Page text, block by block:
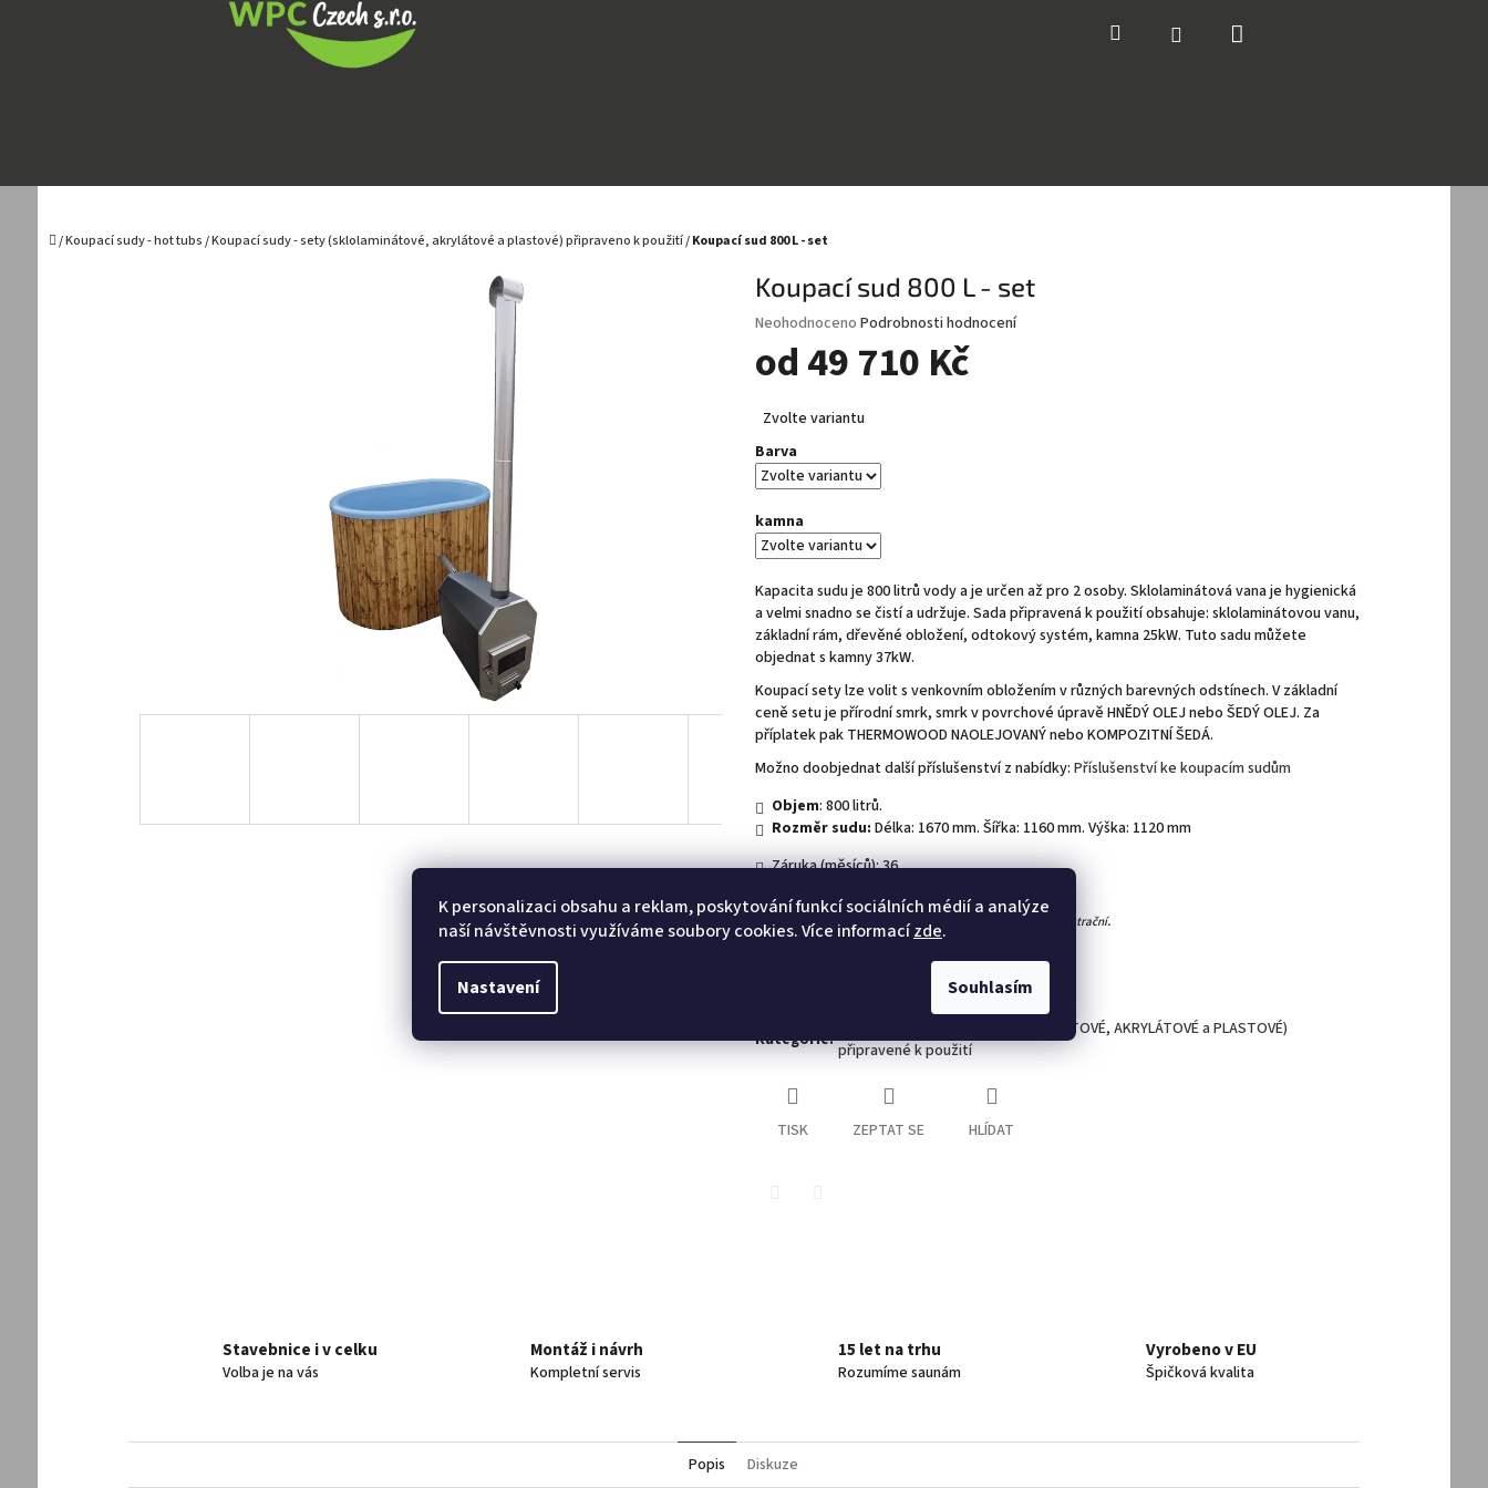
K personalizaci obsahu a reklam, poskytování funkcí sociálních médií a analýze
naší návštěvnosti využíváme soubory cookies. Více informacízde.
Nastavení Souhlasím
Hledat Přihlášení
Domů
/Koupací sudy - hot tubs/Koupací sudy - sety (sklolaminátové, akrylátové a plastové) připraveno k použití/ Koupací sud 800 L - set
Koupací sud 800 L - set
Průměrné
hodnocení
produktu
0,0
5
hvězdiček.
Neohodnoceno Podrobnosti hodnocení
od49 710 Kč
cena:
Zvolte variantu
Barva
kamna
Kapacita sudu je 800 litrů vody a je určen až pro 2 osoby. Sklolaminátová vana je hygienická
a velmi snadno se čistí a udržuje. Sada připravená k použití obsahuje: sklolaminátovou vanu,
základní rám, dřevěné obložení, odtokový systém, kamna 25kW. Tuto sadu můžete
objednat s kamny 37kW.
Koupací sety lze volit s venkovním obložením v různých barevných odstínech. V základní
ceně setu je přírodní smrk, smrk v povrchové úpravě HNĚDÝ OLEJ nebo ŠEDÝ OLEJ. Za
příplatek pak THERMOWOOD NAOLEJOVANÝ nebo KOMPOZITNÍ ŠEDÁ.
Možno doobjednat další příslušenství z nabídky: Příslušenství ke koupacím sudům
Objem: 800 litrů.
Rozměr sudu: Délka: 1670 mm. Šířka: 1160 mm. Výška: 1120 mm
Záruka (měsíců): 36
Doplňující informace: Prezentované fotografie jsou pouze ilustrační.
Kategorie:
KOUPACÍ SUDY - SETY (SKLOLAMINÁTOVÉ, AKRYLÁTOVÉ a PLASTOVÉ)
připravené k použití
TISK ZEPTAT SE HLÍDAT
Stavebnice i v celku
Volba je na vás
Montáž i návrh
Kompletní servis
15 let na trhu
Rozumíme saunám
Vyrobeno v EU
Špičková kvalita
Popis Diskuze